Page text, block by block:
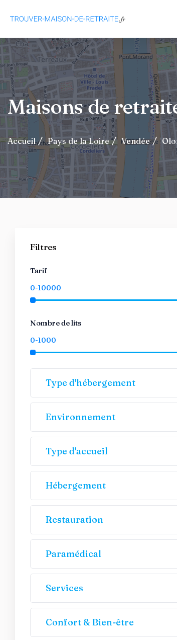
Maisons de
Accueil Pays de la Loire Vendée
Filtres
Tarif
Nombre de lits
Type d'hébergement
Environnement
Type d'accueil
Hébergement
Restauration
Paramédical
Services
Confort & Bien-être